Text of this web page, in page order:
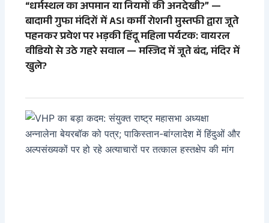
“धर्मस्थल का अपमान या नियमों की अनदेखी?” —
बादामी गुफा मंदिरों में ASI कर्मी रोशनी मुस्तफी द्वारा जूते
पहनकर प्रवेश पर भड़की हिंदू महिला पर्यटक: वायरल
वीडियो से उठे गहरे सवाल — मस्जिद में जूते बंद, मंदिर में
खुले?